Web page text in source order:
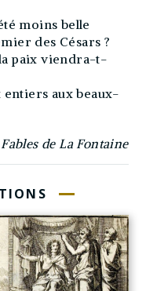
moins belle
des Césars ?
paix viendra-t-
aux beaux-
Fables de La Fontaine